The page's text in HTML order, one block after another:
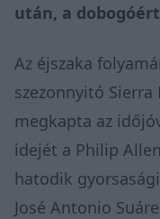
után, a
Az éjszaka
szezonnyitó
megkapta az
idejét a Philip
hatodik
José Antonio